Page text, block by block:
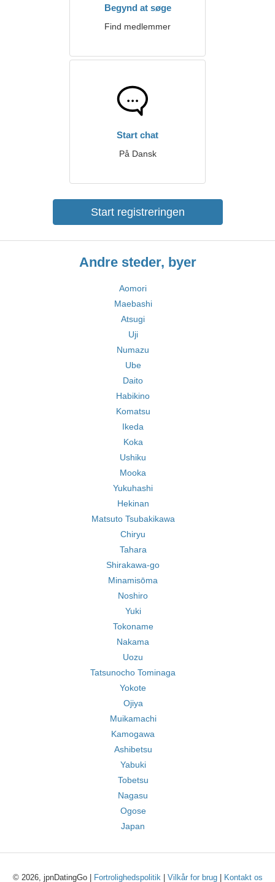
Begynd at søge
Find medlemmer
Start chat
På Dansk
Start registreringen
Andre steder, byer
Aomori
Maebashi
Atsugi
Uji
Numazu
Ube
Daito
Habikino
Komatsu
Ikeda
Koka
Ushiku
Mooka
Yukuhashi
Hekinan
Matsuto Tsubakikawa
Chiryu
Tahara
Shirakawa-go
Minamisōma
Noshiro
Yuki
Tokoname
Nakama
Uozu
Tatsunocho Tominaga
Yokote
Ojiya
Muikamachi
Kamogawa
Ashibetsu
Yabuki
Tobetsu
Nagasu
Ogose
Japan
© 2026, jpnDatingGo | Fortrolighedspolitik| Vilkår for brug| Kontakt os